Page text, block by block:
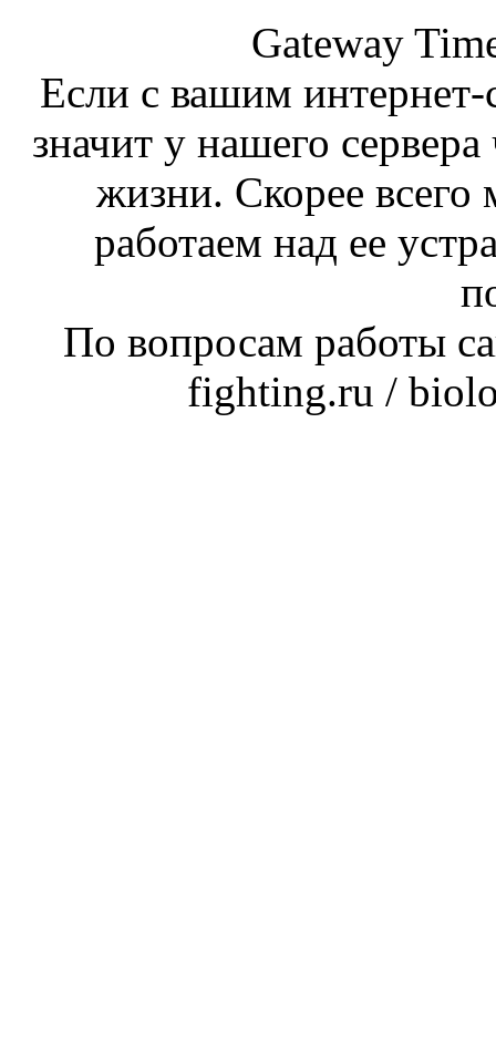
Gateway
Если с вашим интернет-
значит у нашего
жизни. Скорее
работаем над ее
По вопросам работы
fighting.ru /